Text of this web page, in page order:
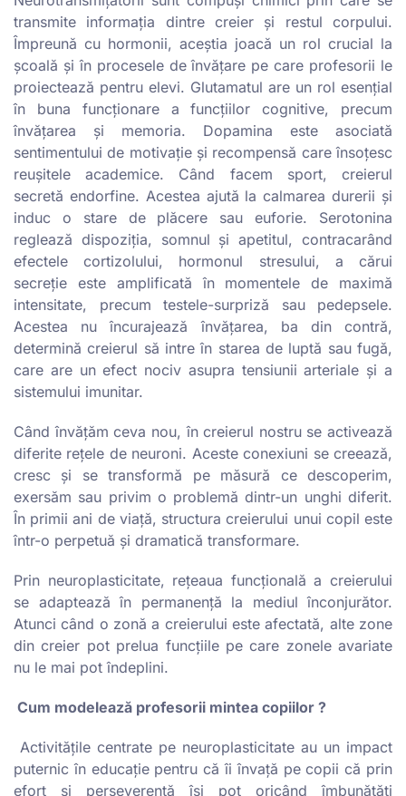
transmite informația dintre creier și restul corpului.
Împreună cu hormonii, aceștia joacă un rol crucial la
școală și în procesele de învățare pe care profesorii le
proiectează pentru elevi. Glutamatul are un rol esențial
în buna funcționare a funcțiilor cognitive, precum
învățarea și memoria. Dopamina este asociată
sentimentului de motivație și recompensă care însoțesc
reușitele academice. Când facem sport, creierul
secretă endorfine. Acestea ajută la calmarea durerii și
induc o stare de plăcere sau euforie. Serotonina
reglează dispoziția, somnul și apetitul, contracarând
efectele cortizolului, hormonul stresului, a cărui
secreție este amplificată în momentele de maximă
intensitate, precum testele-surpriză sau pedepsele.
Acestea nu încurajează învățarea, ba din contră,
determină creierul să intre în starea de luptă sau fugă,
care are un efect nociv asupra tensiunii arteriale și a
sistemului imunitar.
Când învățăm ceva nou, în creierul nostru se activează
diferite rețele de neuroni. Aceste conexiuni se creează,
cresc și se transformă pe măsură ce descoperim,
exersăm sau privim o problemă dintr-un unghi diferit.
În primii ani de viață, structura creierului unui copil este
într-o perpetuă și dramatică transformare.
Prin neuroplasticitate, rețeaua funcțională a creierului
se adaptează în permanență la mediul înconjurător.
Atunci când o zonă a creierului este afectată, alte zone
din creier pot prelua funcțiile pe care zonele avariate
nu le mai pot îndeplini.
Cum modelează profesorii mintea copiilor ?
Activitățile centrate pe neuroplasticitate au un impact
puternic în educație pentru că îi învață pe copii că prin
efort și perseverență își pot oricând îmbunătăți